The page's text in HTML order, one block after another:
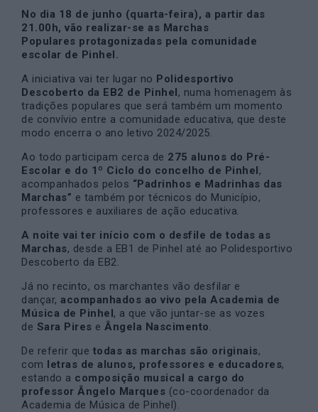
No dia 18 de junho (quarta-feira), a partir das
21.00h, vão realizar-se as Marchas
Populares protagonizadas pela comunidade
escolar de Pinhel.
A iniciativa vai ter lugar no Polidesportivo
Descoberto da EB2 de Pinhel, numa homenagem às
tradições populares que será também um momento
de convívio entre a comunidade educativa, que deste
modo encerra o ano letivo 2024/2025.
Ao todo participam cerca de 275 alunos do Pré-
Escolar e do 1º Ciclo do concelho de Pinhel,
acompanhados pelos “Padrinhos e Madrinhas das
Marchas” e também por técnicos do Município,
professores e auxiliares de ação educativa.
A noite vai ter início com o desfile de todas as
Marchas, desde a EB1 de Pinhel até ao Polidesportivo
Descoberto da EB2.
Já no recinto, os marchantes vão desfilar e
dançar, acompanhados ao vivo pela Academia de
Música de Pinhel, a que vão juntar-se as vozes
de Sara Pires e Ângela Nascimento
De referir que todas as marchas são originais,
com letras de alunos, professores e educadores,
estando a composição musical a cargo do
professor Ângelo Marques (co-coordenador da
Academia de Música de Pinhel).